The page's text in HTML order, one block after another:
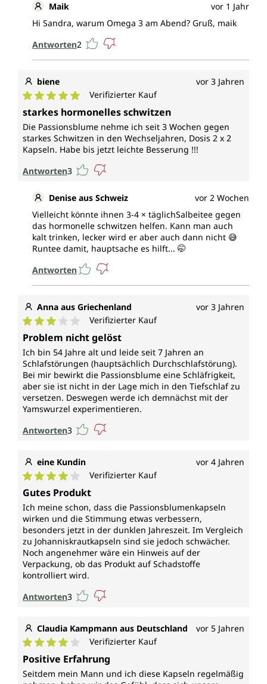
Maik
vor 1 Jahr
Hi Sandra, warum Omega 3 am Abend? Gruß, maik
Antworten2
biene vor 3 Jahren
Durchschnittliche Bewertung von 5 von 5 Sternen
Verifizierter Kauf
starkes hormonelles schwitzen
Die Passionsblume nehme ich seit 3 Wochen gegen
starkes Schwitzen in den Wechseljahren, Dosis 2 x 2
Kapseln. Habe bis jetzt leichte Besserung !!!
Antworten3
Denise aus Schweiz
vor 2 Wochen
Vielleicht könnte ihnen 3-4 × täglichSalbeitee gegen
das hormonelle schwitzen helfen. Kann man auch
kalt trinken, lecker wird er aber auch dann nicht 😅
Runtee damit, hauptsache es hilft... 🤭
Antworten
Anna aus Griechenland vor 3 Jahren
Durchschnittliche Bewertung von 3 von 5 Sternen
Verifizierter Kauf
Problem nicht gelöst
Ich bin 54 Jahre alt und leide seit 7 Jahren an
Schlafstörungen (hauptsächlich Durchschlafstörung).
Bei mir bewirkt die Passionsblume eine Schläfrigkeit,
aber sie ist nicht in der Lage mich in den Tiefschlaf zu
versetzen. Deswegen werde ich demnächst mit der
Yamswurzel experimentieren.
Antworten3
eine Kundin vor 4 Jahren
Durchschnittliche Bewertung von 4 von 5 Sternen
Verifizierter Kauf
Gutes Produkt
Ich meine schon, dass die Passionsblumenkapseln
wirken und die Stimmung etwas verbessern,
besonders jetzt in der dunklen Jahreszeit. Im Vergleich
zu Johanniskrautkapseln sind sie jedoch schwächer.
Noch angenehmer wäre ein Hinweis auf der
Verpackung, ob das Produkt auf Schadstoffe
kontrolliert wird.
Antworten3
Claudia Kampmann aus Deutschland vor 5 Jahren
Durchschnittliche Bewertung von 4 von 5 Sternen
Verifizierter Kauf
Positive Erfahrung
Seitdem mein Mann und ich diese Kapseln regelmäßig